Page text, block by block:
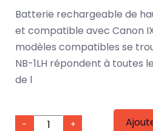
Batterie rechargeable de
et compatible avec Canon
modèles compatibles se
NB-1LH répondent à toutes
de l
- +